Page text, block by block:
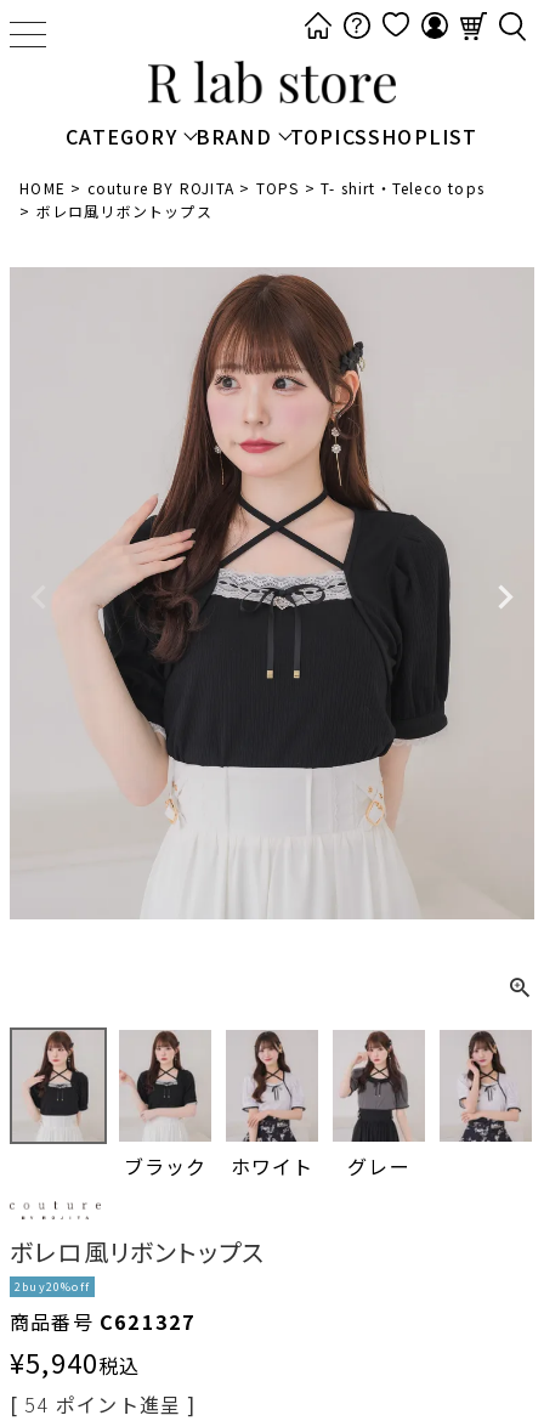
t
e
n
CATEGORY BRAND TOPICSSHOPLIST
HOME couture BY ROJITA TOPS
T- shirt・Teleco tops
ボレロ風リボントップス
ブラック ホワイト グレー
ボレロ風リボントップス
2buy20%off
商品番号 C621327
¥5,940税込
[ 54 ポイント進呈 ]